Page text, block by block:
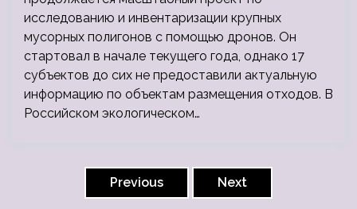
исследованию и инвентаризации крупных
мусорных полигонов с помощью дронов. Он
стартовал в начале текущего года, однако 17
субъектов до сих не предоставили актуальную
информацию по объектам размещения отходов. В
Российском экологическом…
Previous Next